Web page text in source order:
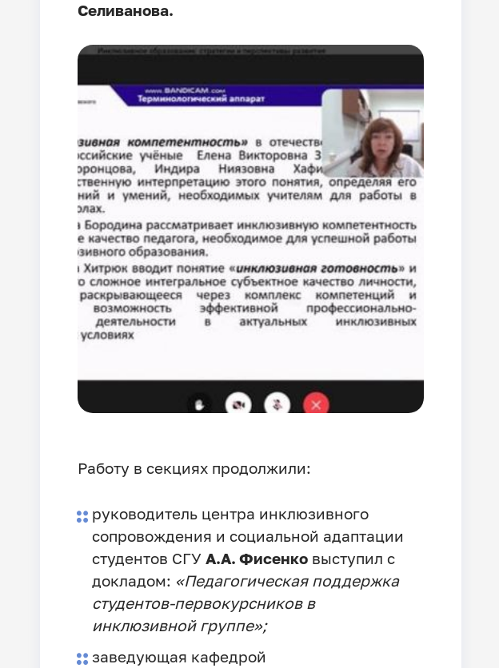
Селиванова.
Работу в секциях продолжили:
руководитель центра инклюзивного
сопровождения и социальной адаптации
студентов СГУА.А. Фисенко выступил с
докладом: «Педагогическая поддержка
студентов-первокурсников в
инклюзивной группе»;
заведующая кафедрой